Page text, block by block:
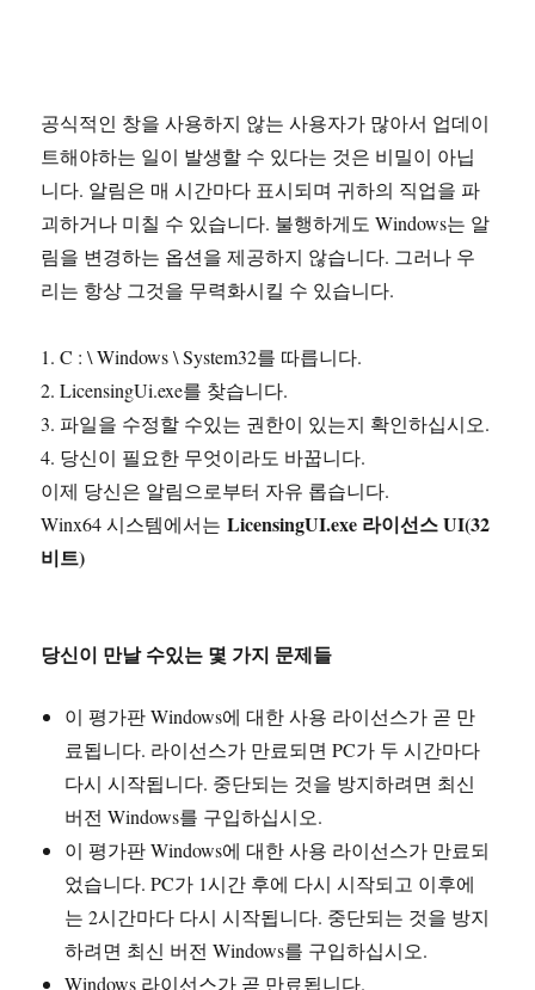
공식적인 창을 사용하지 않는 사용자가 많아서 업데이
트해야하는 일이 발생할 수 있다는 것은 비밀이 아닙
니다. 알림은 매 시간마다 표시되며 귀하의 직업을 파
괴하거나 미칠 수 있습니다. 불행하게도 Windows는 알
림을 변경하는 옵션을 제공하지 않습니다. 그러나 우
리는 항상 그것을 무력화시킬 수 있습니다.
1. C : \ Windows \ System32를 따릅니다.
2. LicensingUi.exe를 찾습니다.
3. 파일을 수정할 수있는 권한이 있는지 확인하십시오.
4. 당신이 필요한 무엇이라도 바꿉니다.
이제 당신은 알림으로부터 자유 롭습니다.
Winx64 시스템에서는 LicensingUI.exe 라이선스 UI(32
비트)
당신이 만날 수있는 몇 가지 문제들
이 평가판 Windows에 대한 사용 라이선스가 곧 만
료됩니다. 라이선스가 만료되면 PC가 두 시간마다
다시 시작됩니다. 중단되는 것을 방지하려면 최신
버전 Windows를 구입하십시오.
이 평가판 Windows에 대한 사용 라이선스가 만료되
었습니다. PC가 1시간 후에 다시 시작되고 이후에
는 2시간마다 다시 시작됩니다. 중단되는 것을 방지
하려면 최신 버전 Windows를 구입하십시오.
Windows 라이선스가 곧 만료됩니다.